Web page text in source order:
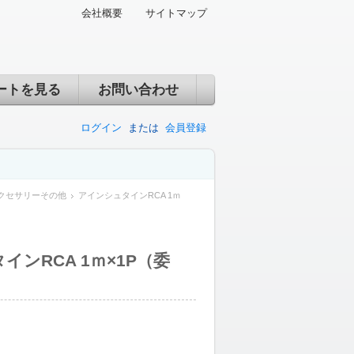
会社概要 サイトマップ
トを見る お問い合わせ
ログイン または 会員登録
セサリーその他
アインシュタインRCA 1ｍ
ンRCA 1ｍ×1P（委